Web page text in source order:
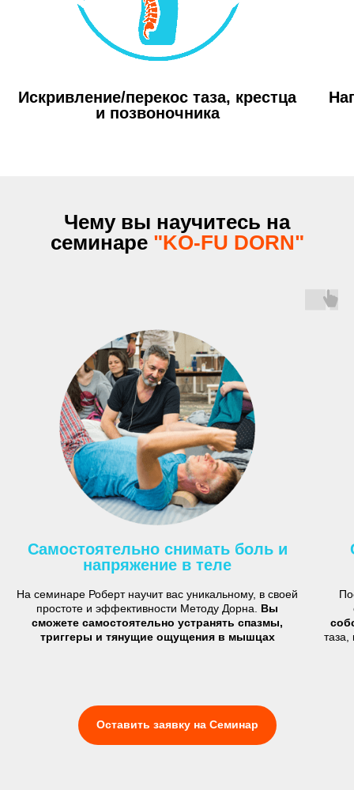
Искривление/перекос таза, крестца
и позвоночника
Чему вы научитесь на
семинаре "KO-FU DORN"
Самостоятельно снимать боль и
напряжение в теле
На семинаре Роберт научит вас уникальному, в своей
простоте и эффективности Методу Дорна. Вы
сможете самостоятельно устранять спазмы,
триггеры и тянущие ощущения в мышцах
таза,
Оставить заявку на Семинар